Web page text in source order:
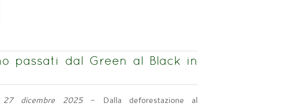
passati dal Green al Black in
27 dicembre 2025- Dalla deforestazione al